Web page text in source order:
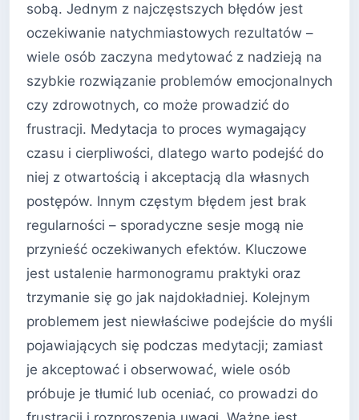
sobą. Jednym z najczęstszych błędów jest
oczekiwanie natychmiastowych rezultatów –
wiele osób zaczyna medytować z nadzieją na
szybkie rozwiązanie problemów emocjonalnych
czy zdrowotnych, co może prowadzić do
frustracji. Medytacja to proces wymagający
czasu i cierpliwości, dlatego warto podejść do
niej z otwartością i akceptacją dla własnych
postępów. Innym częstym błędem jest brak
regularności – sporadyczne sesje mogą nie
przynieść oczekiwanych efektów. Kluczowe
jest ustalenie harmonogramu praktyki oraz
trzymanie się go jak najdokładniej. Kolejnym
problemem jest niewłaściwe podejście do myśli
pojawiających się podczas medytacji; zamiast
je akceptować i obserwować, wiele osób
próbuje je tłumić lub oceniać, co prowadzi do